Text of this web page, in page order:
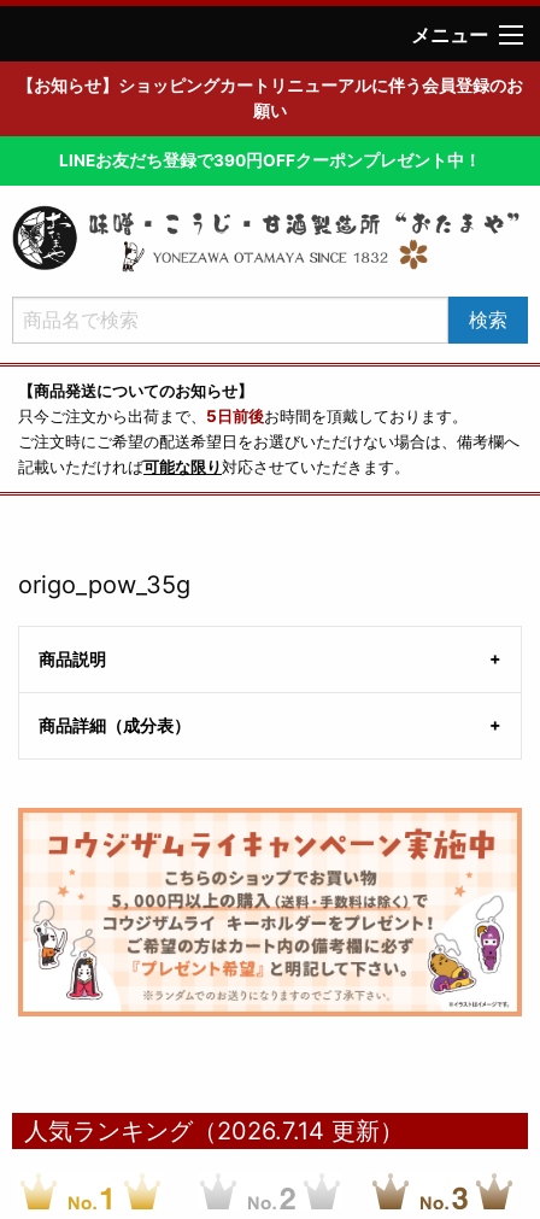
メニュー
【お知らせ】ショッピングカートリニューアルに伴う会員登録のお
願い
LINEお友だち登録で390円OFFクーポンプレゼント中！
【商品発送についてのお知らせ】
只今ご注文から出荷まで、 5日前後お時間を頂戴しております。
ご注文時にご希望の配送希望日をお選びいただけない場合は、備考欄へ
記載いただければ可能な限り対応させていただきます。
origo_pow_35g
商品説明
商品詳細（成分表）
人気ランキング（2026.7.14 更新）